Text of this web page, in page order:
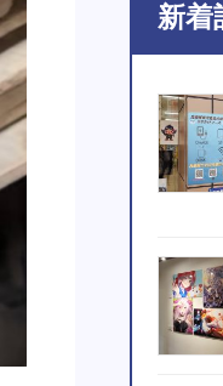
新着